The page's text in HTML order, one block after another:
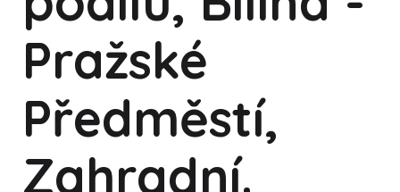
Pražské
Předměstí,
Zahradní.